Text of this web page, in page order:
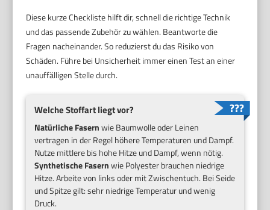
Diese kurze Checkliste hilft dir, schnell die richtige Technik
und das passende Zubehör zu wählen. Beantworte die
Fragen nacheinander. So reduzierst du das Risiko von
Schäden. Führe bei Unsicherheit immer einen Test an einer
unauffälligen Stelle durch.
Welche Stoffart liegt vor?
Natürliche Fasernwie Baumwolle oder Leinen
vertragen in der Regel höhere Temperaturen und Dampf.
Nutze mittlere bis hohe Hitze und Dampf, wenn nötig.
Synthetische Fasernwie Polyester brauchen niedrige
Hitze. Arbeite von links oder mit Zwischentuch. Bei Seide
und Spitze gilt: sehr niedrige Temperatur und wenig
Druck.